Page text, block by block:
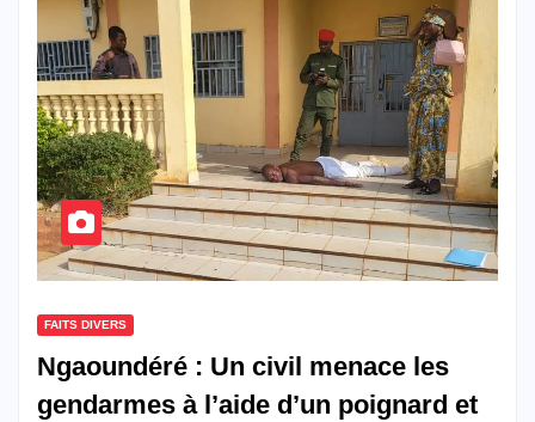
FAITS DIVERS
Ngaoundéré : Un civil menace les
gendarmes à l’aide d’un poignard et